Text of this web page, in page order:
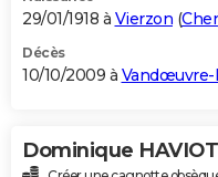
29/01/1918 à Vierzon (Cher
Décès
10/10/2009 à Vandœuvre-
Dominique